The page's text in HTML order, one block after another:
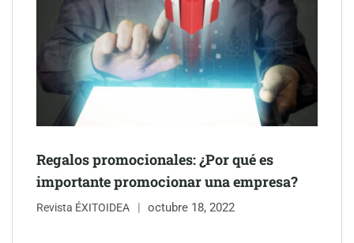
Schaeffler mejora su rentabilidad en el primer semestre de 2026
Regalos promocionales: ¿Por qué es
importante promocionar una empresa?
Revista ÉXITOIDEA octubre 18, 2022